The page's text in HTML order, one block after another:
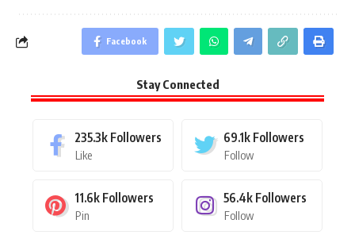
Facebook
Stay Connected
235.3k Followers
Like
69.1k Followers
Follow
11.6k Followers
Pin
56.4k Followers
Follow